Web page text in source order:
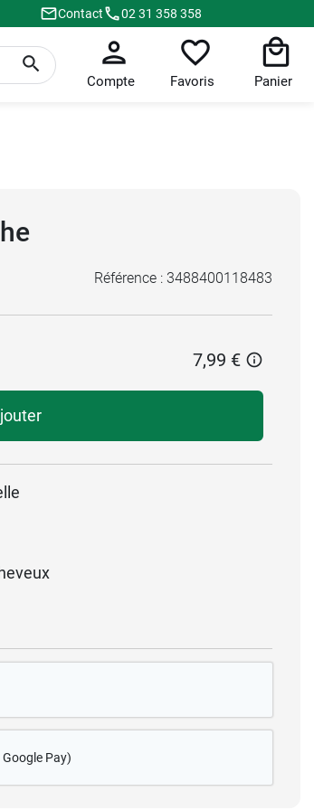
Contact 02 31 358 358
Compte Favoris Panier
Référence : 3488400118483
7,99 €
Google Pay)